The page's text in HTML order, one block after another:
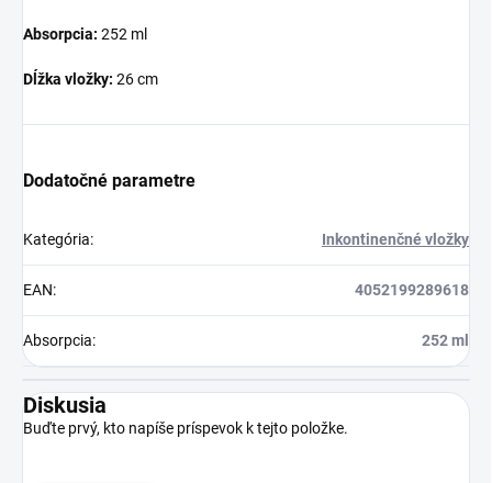
Absorpcia: 252 ml
Dĺžka vložky: 26 cm
Dodatočné parametre
Kategória: Inkontinenčné vložky
EAN: 4052199289618
Absorpcia: 252 ml
Diskusia
Buďte prvý, kto napíše príspevok k tejto položke.